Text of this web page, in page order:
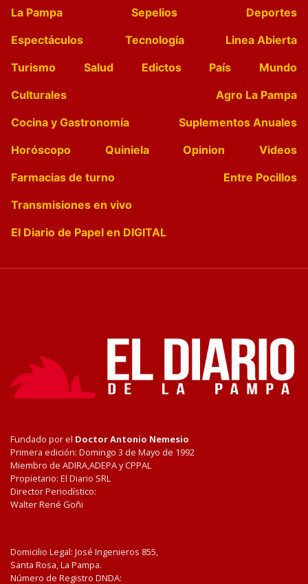
La Pampa Sepelios
Deportes
Espectáculos
Tecnología
Linea Abierta
Turismo
Salud Edictos País
Mundo
Culturales
Agro La Pampa
Cocina y Gastronomía
Suplementos Anuales
Horóscopo
Quiniela Opinion
Videos
Farmacias de turno
Entre Pocillos
Transmisiones en vivo
El Diario de Papel en DIGITAL
Fundado por el Doctor Antonio Nemesio
Primera edición: Domingo 3 de Mayo de 1992
Miembro de ADIRA,ADEPA y CPPAL
Propietario: El Diario SRL
Director Periodístico:
Walter René Goñi
Domicilio Legal: José Ingenieros 855,
Santa Rosa, La Pampa.
Número de Registro DNDA: